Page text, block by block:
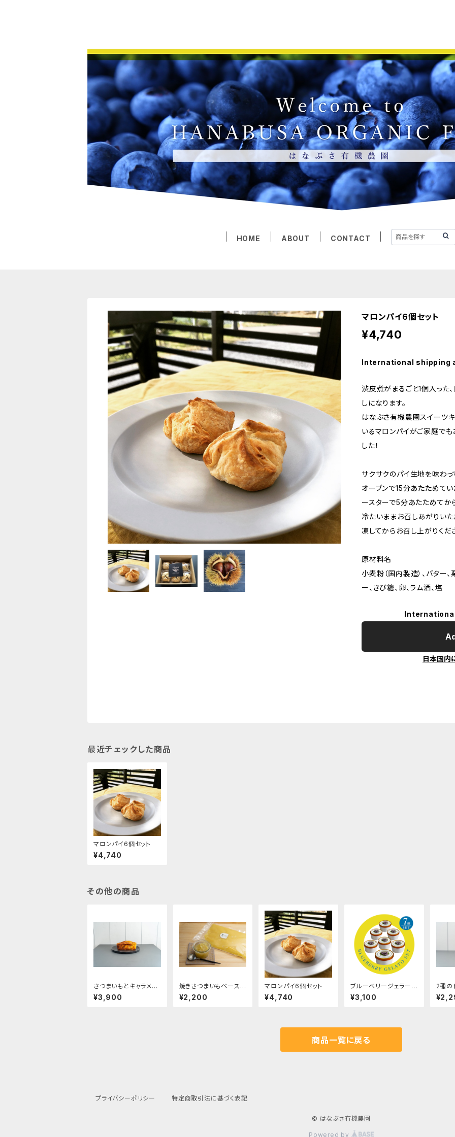
HOME ABOUT CONTACT
マロンパイ6個セット
¥4,740
International shipping
渋皮煮がまるごと1個入った
しになります。
はなぶさ有機農園スイーツ
いるマロンパイがご家庭で
した！
サクサクのパイ生地を味わ
オーブンで15分あたためて
ースターで5分あたためてか
冷たいままお召しあがりい
凍してからお召し上がりくだ
原材料名
小麦粉（国内製造）、バター
ー、きび糖、卵、ラム酒、塩
日本国内
最近チェックした商品
マロンパイ6個セット
¥4,740
その他の商品
さつまいもとキャラメル
のパウンドケーキ
¥3,900
焼きさつまいもペースト
（べにはるか）500g
¥2,200
マロンパイ6個セット
¥4,740
ブルーベリージェラート
［7個セット］
¥3,100
2種の
ねぎ
各
商品一覧に戻る
プライバシーポリシー 特定商取引法に基づく表記
© はなぶさ有機農園
Powered by